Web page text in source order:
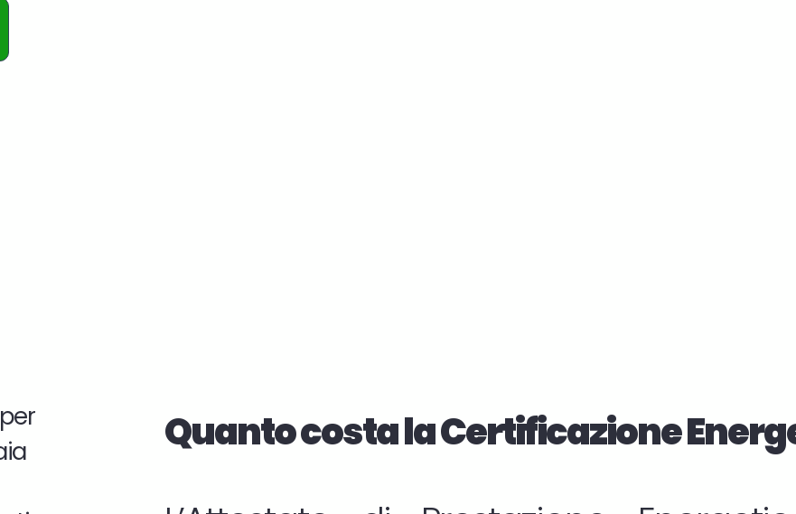
Quanto costa la Certificazione